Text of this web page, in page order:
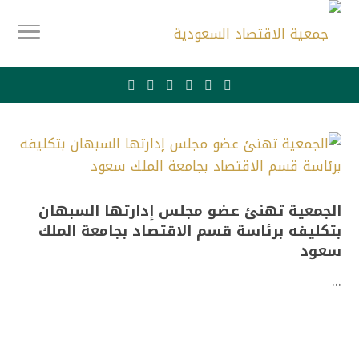
الجمعية تهنئ عضو مجلس إدارتها السبهان
بتكليفه برئاسة قسم الاقتصاد بجامعة الملك
سعود
...